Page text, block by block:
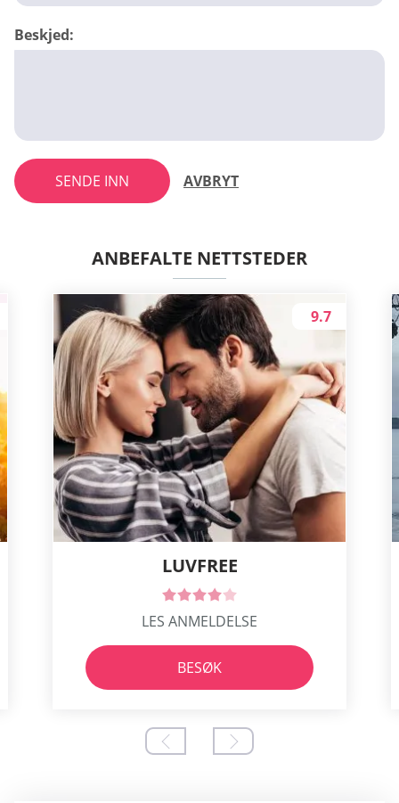
Beskjed:
SENDE INN AVBRYT
ANBEFALTE NETTSTEDER
LUVFREE
9.7
LES ANMELDELSE
BESØK